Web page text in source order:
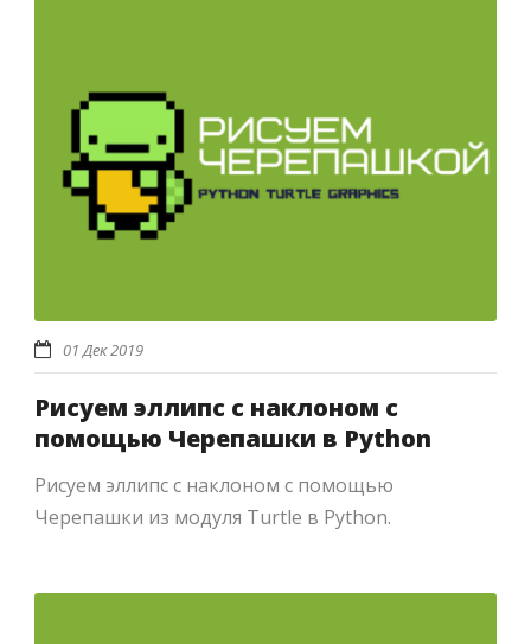
01 Дек 2019
Рисуем эллипс с наклоном с
помощью Черепашки в Python
Рисуем эллипс с наклоном с помощью
Черепашки из модуля Turtle в Python.